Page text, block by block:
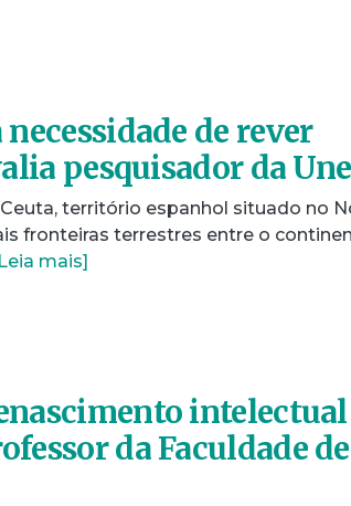
de rever
pesquisador da
território espanhol situado no
fronteiras terrestres entre o
mais]
intelectual
da Faculdade de